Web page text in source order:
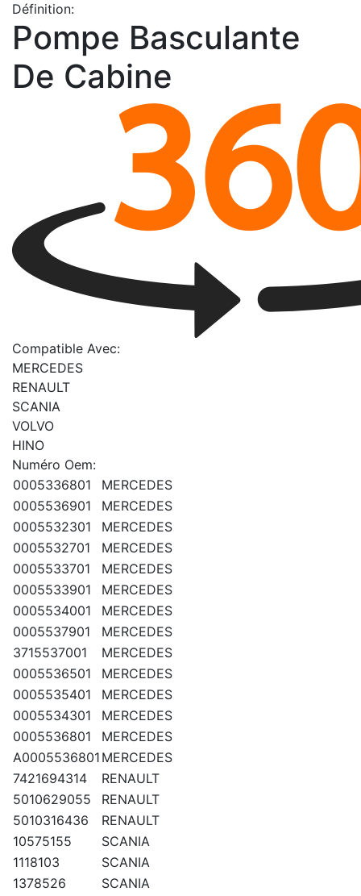
Définition:
Pompe Basculante
De Cabine
Compatible Avec:
MERCEDES
RENAULT
SCANIA
VOLVO
HINO
Numéro Oem:
0005336801
MERCEDES
0005536901
MERCEDES
0005532301
MERCEDES
0005532701
MERCEDES
0005533701
MERCEDES
0005533901
MERCEDES
0005534001
MERCEDES
0005537901
MERCEDES
3715537001
MERCEDES
0005536501
MERCEDES
0005535401
MERCEDES
0005534301
MERCEDES
0005536801
MERCEDES
A0005536801 MERCEDES
7421694314
RENAULT
5010629055
RENAULT
5010316436
RENAULT
10575155
SCANIA
1118103
SCANIA
1378526
SCANIA